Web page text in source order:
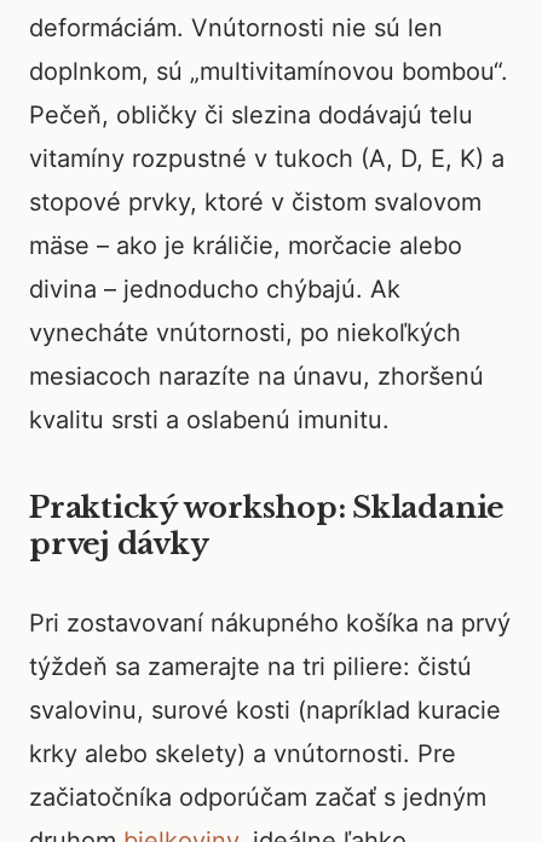
deformáciám. Vnútornosti nie sú len
doplnkom, sú „multivitamínovou bombou“.
Pečeň, obličky či slezina dodávajú telu
vitamíny rozpustné v tukoch (A, D, E, K) a
stopové prvky, ktoré v čistom svalovom
mäse – ako je králičie, morčacie alebo
divina – jednoducho chýbajú. Ak
vynecháte vnútornosti, po niekoľkých
mesiacoch narazíte na únavu, zhoršenú
kvalitu srsti a oslabenú imunitu.
Praktický workshop: Skladanie
prvej dávky
Pri zostavovaní nákupného košíka na prvý
týždeň sa zamerajte na tri piliere: čistú
svalovinu, surové kosti (napríklad kuracie
krky alebo skelety) a vnútornosti. Pre
začiatočníka odporúčam začať s jedným